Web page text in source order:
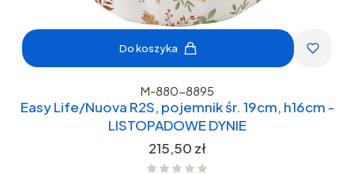
Do koszyka
M-880-8895
Easy Life/Nuova R2S, pojemnik śr. 19cm, h16cm -
LISTOPADOWE DYNIE
Cena
215,50 zł